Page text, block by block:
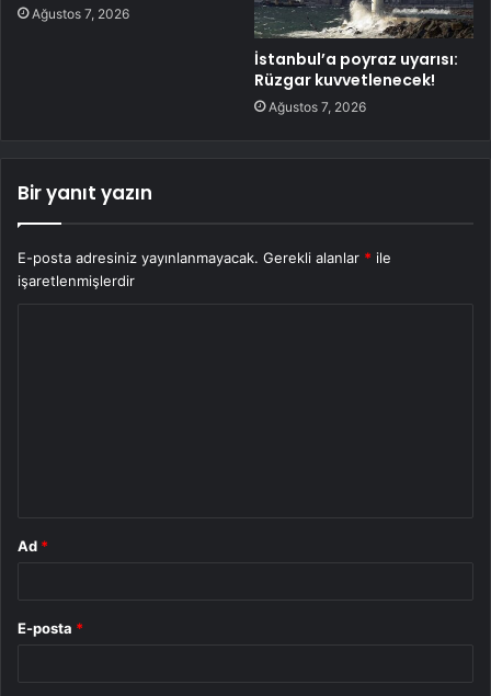
Ağustos 7, 2026
İstanbul’a poyraz uyarısı:
Rüzgar kuvvetlenecek!
Ağustos 7, 2026
Bir yanıt yazın
E-posta adresiniz yayınlanmayacak. Gerekli alanlar * ile
işaretlenmişlerdir
Ad *
E-posta *